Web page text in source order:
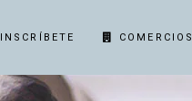
INSCRÍBETE COMERCIOS